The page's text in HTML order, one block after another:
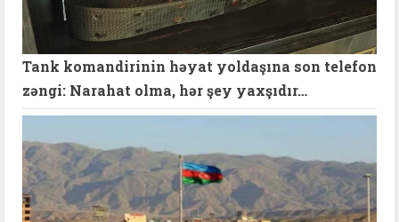
Tank komandirinin həyat yoldaşına son telefon
zəngi: Narahat olma, hər şey yaxşıdır…